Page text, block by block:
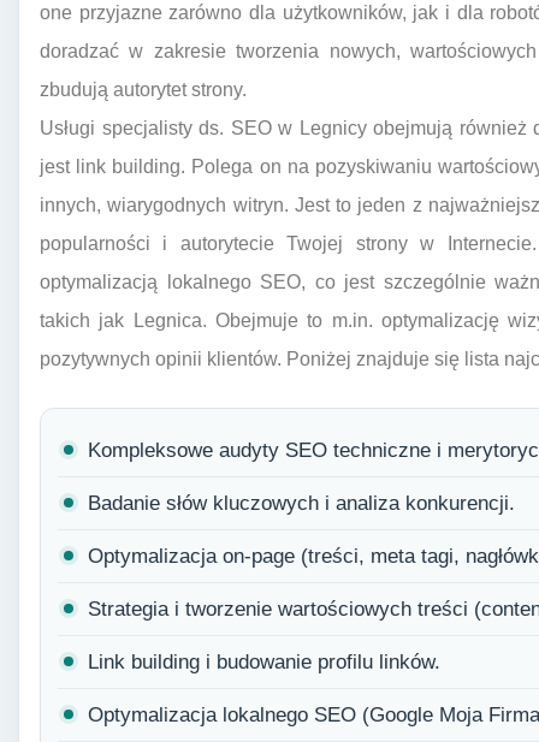
one przyjazne zarówno dla użytkowników, jak i dla
doradzać w zakresie tworzenia nowych,
zbudują autorytet strony.
Usługi specjalisty ds. SEO w Legnicy obejmują również
jest link building. Polega on na pozyskiwaniu
innych, wiarygodnych witryn. Jest to jeden z
popularności i autorytecie Twojej strony w
optymalizacją lokalnego SEO, co jest szczególnie
takich jak Legnica. Obejmuje to m.in. optymalizację
pozytywnych opinii klientów. Poniżej znajduje się lista
Kompleksowe audyty SEO techniczne i
Badanie słów kluczowych i analiza konkurencji.
Optymalizacja on-page (treści, meta tagi,
Strategia i tworzenie wartościowych treści
Link building i budowanie profilu linków.
Optymalizacja lokalnego SEO (Google Moja